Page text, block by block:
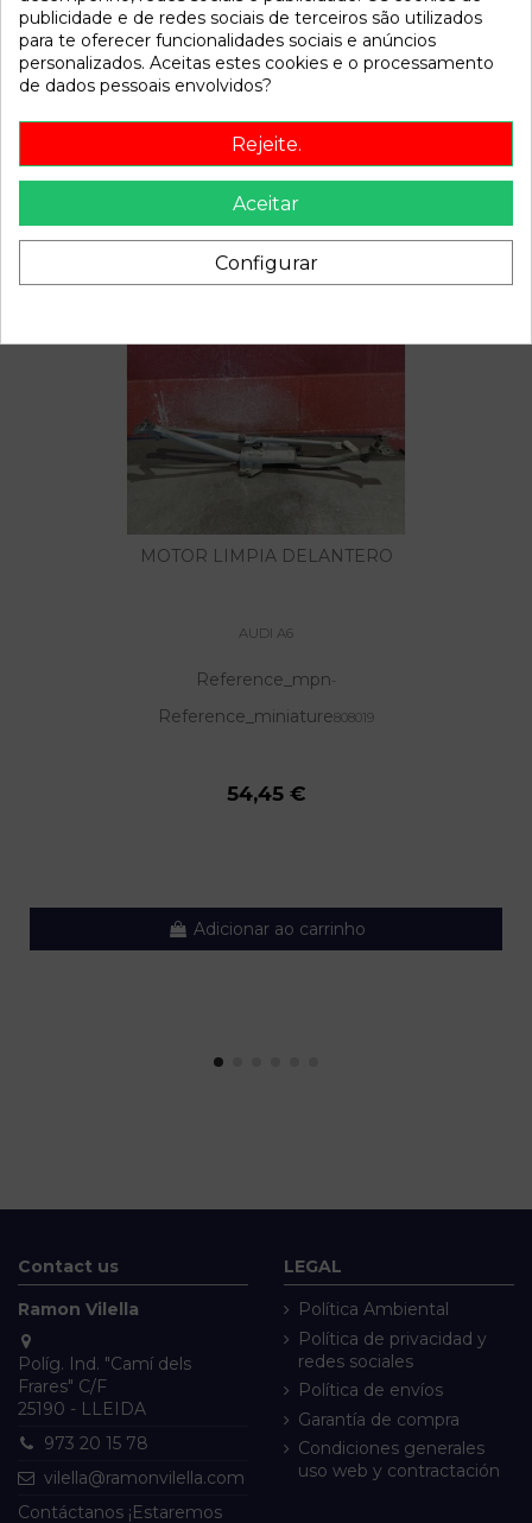
Disponível a partir de: 2022-04-05
Recambio de cerradura puerta delantera derecha para audi
a6 referencia OEM IAM
Também poderá gostar
MOTOR LIMPIA DELANTERO
AUDI A6
Reference_mpn-
Reference_miniature808019
54,45 €
Adicionar ao carrinho
Contact us
Ramon Vilella
Políg. Ind. "Camí dels
Frares" C/F
25190 - LLEIDA
973 20 15 78
vilella@ramonvilella.com
Contáctanos ¡Estaremos
LEGAL
Política Ambiental
Política de privacidad y
redes sociales
Política de envíos
Garantía de compra
Condiciones generales
uso web y contractación
publicidade e de redes sociais de terceiros são utilizados
para te oferecer funcionalidades sociais e anúncios
personalizados. Aceitas estes cookies e o processamento
de dados pessoais envolvidos?
Rejeite.
Aceitar
Configurar